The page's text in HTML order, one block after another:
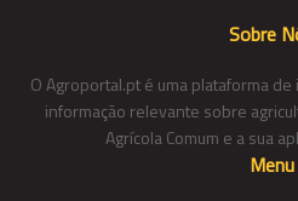
Sobre
O Agroportal.pt é uma plataforma
informação relevante sobre
Agrícola Comum e a sua
Menu